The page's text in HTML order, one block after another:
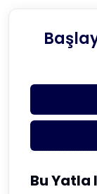
Bu Yatla